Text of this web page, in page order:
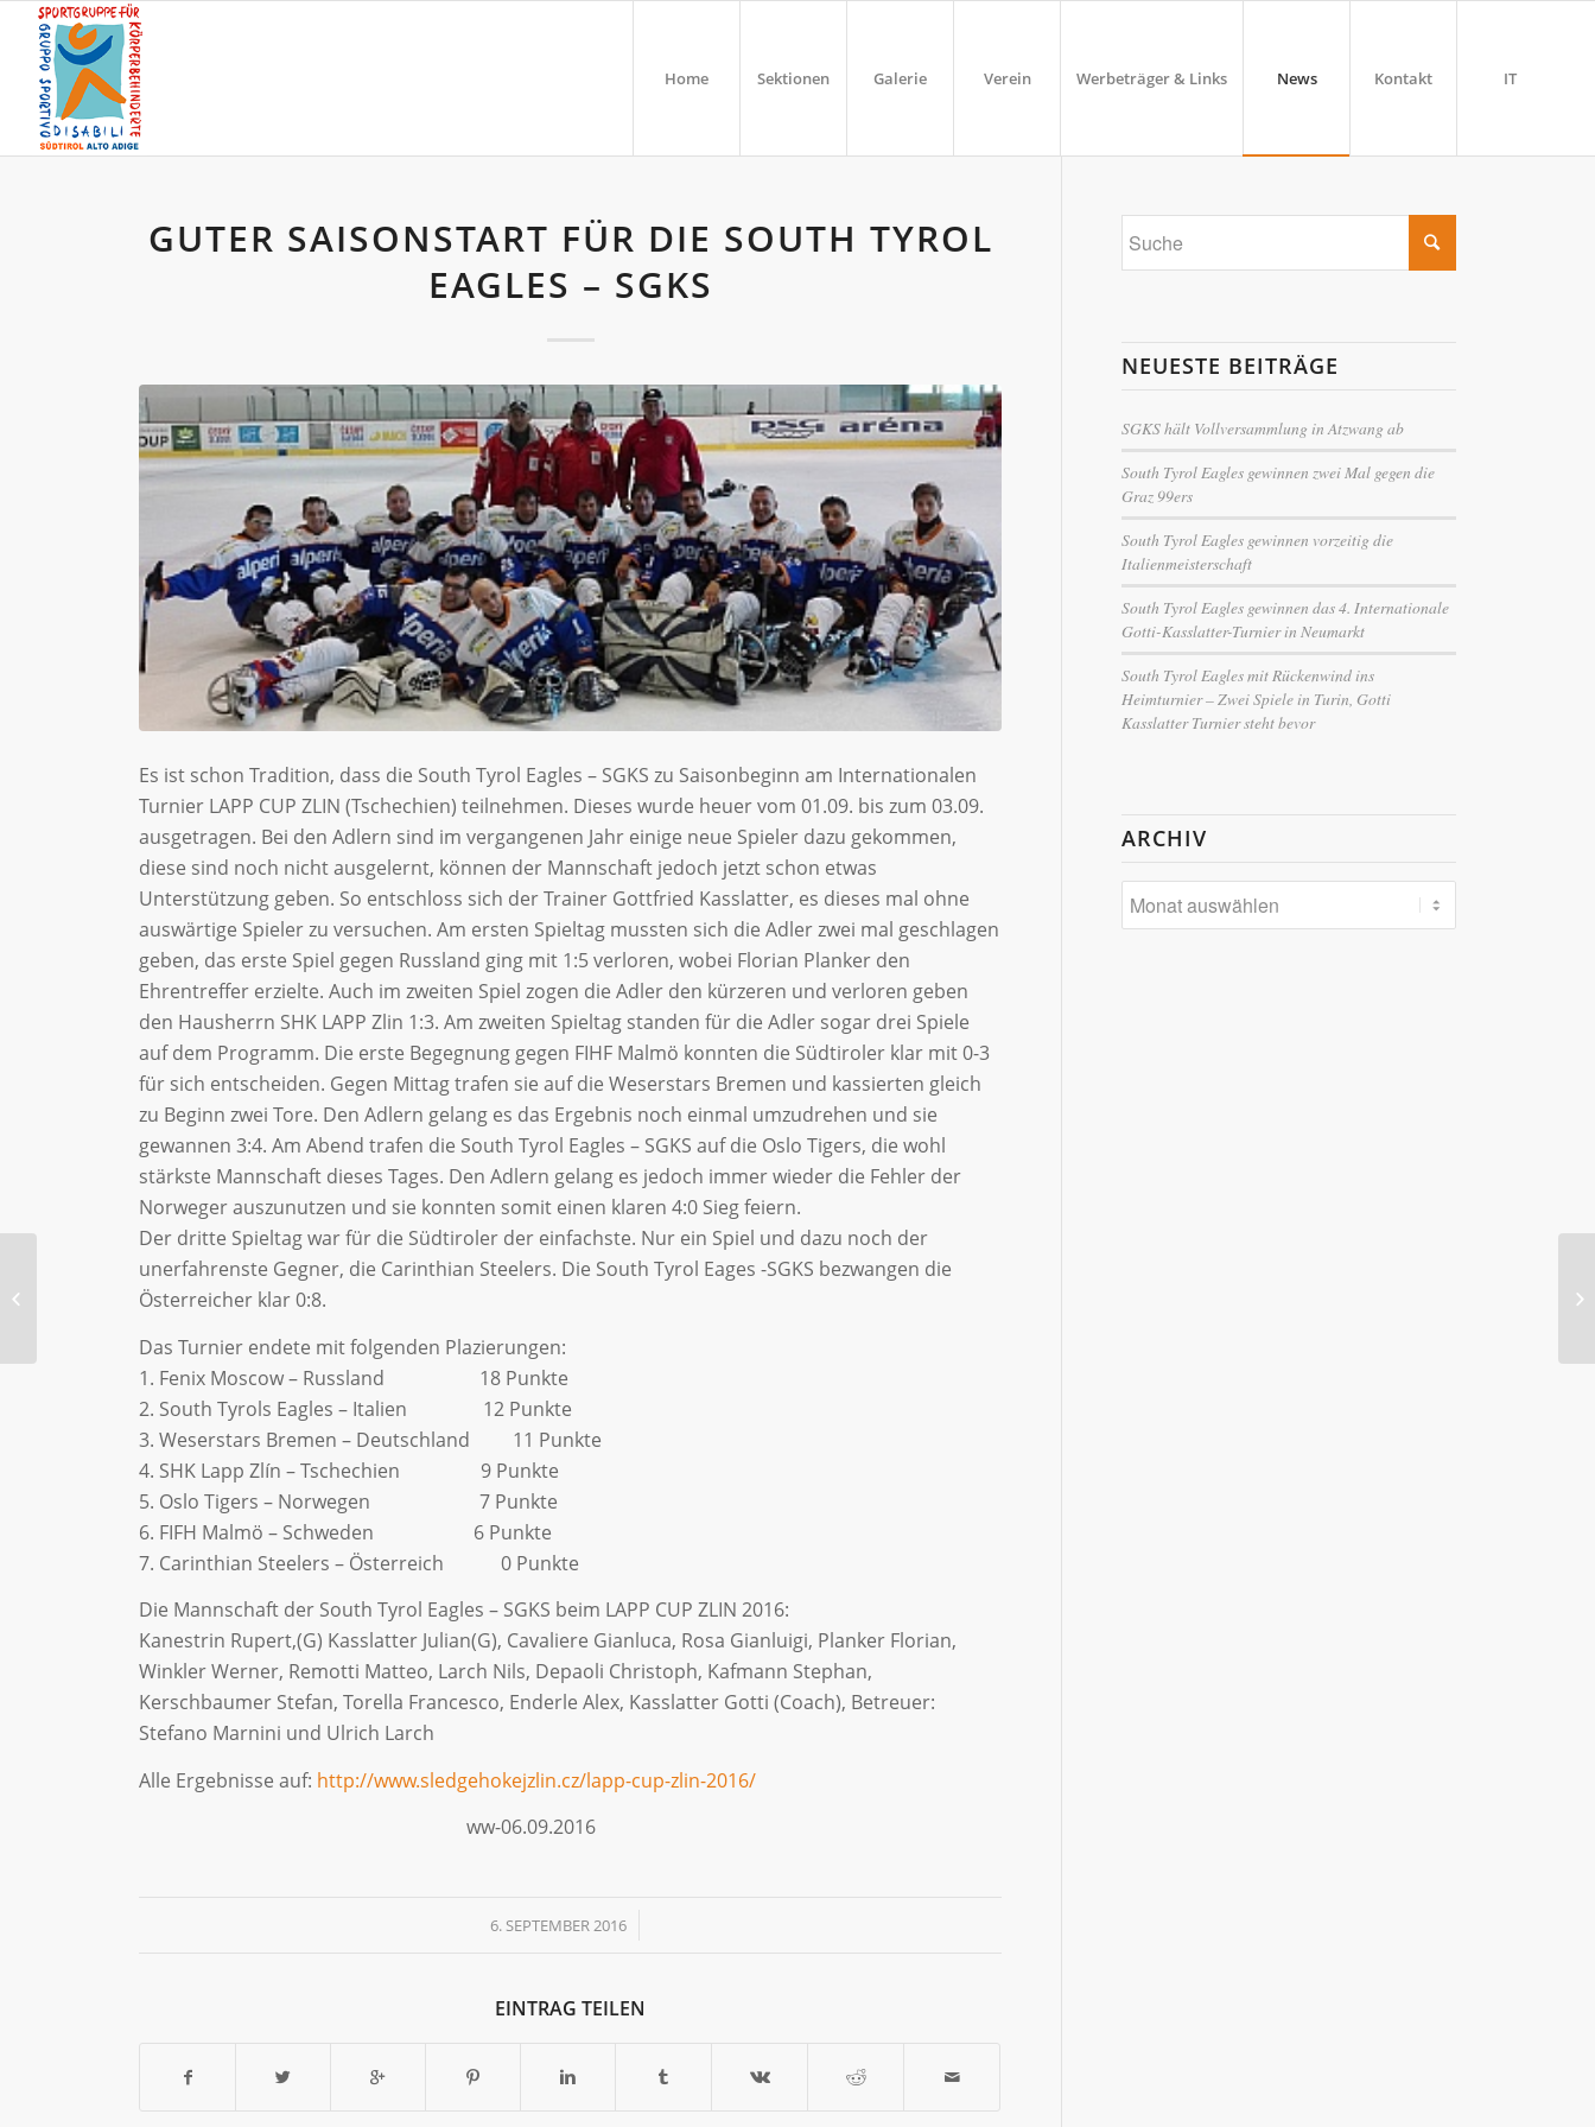
Home Sektionen Galerie Verein Werbeträger & Links News Kontakt IT
GUTER SAISONSTART FÜR DIE SOUTH TYROL
EAGLES – SGKS
Es ist schon Tradition, dass die South Tyrol Eagles – SGKS zu Saisonbeginn am Internationalen
Turnier LAPP CUP ZLIN (Tschechien) teilnehmen. Dieses wurde heuer vom 01.09. bis zum 03.09.
ausgetragen. Bei den Adlern sind im vergangenen Jahr einige neue Spieler dazu gekommen,
diese sind noch nicht ausgelernt, können der Mannschaft jedoch jetzt schon etwas
Unterstützung geben. So entschloss sich der Trainer Gottfried Kasslatter, es dieses mal ohne
auswärtige Spieler zu versuchen. Am ersten Spieltag mussten sich die Adler zwei mal geschlagen
geben, das erste Spiel gegen Russland ging mit 1:5 verloren, wobei Florian Planker den
Ehrentreffer erzielte. Auch im zweiten Spiel zogen die Adler den kürzeren und verloren geben
den Hausherrn SHK LAPP Zlin 1:3. Am zweiten Spieltag standen für die Adler sogar drei Spiele
auf dem Programm. Die erste Begegnung gegen FIHF Malmö konnten die Südtiroler klar mit 0-3
für sich entscheiden. Gegen Mittag trafen sie auf die Weserstars Bremen und kassierten gleich
zu Beginn zwei Tore. Den Adlern gelang es das Ergebnis noch einmal umzudrehen und sie
gewannen 3:4. Am Abend trafen die South Tyrol Eagles – SGKS auf die Oslo Tigers, die wohl
stärkste Mannschaft dieses Tages. Den Adlern gelang es jedoch immer wieder die Fehler der
Norweger auszunutzen und sie konnten somit einen klaren 4:0 Sieg feiern.
Der dritte Spieltag war für die Südtiroler der einfachste. Nur ein Spiel und dazu noch der
unerfahrenste Gegner, die Carinthian Steelers. Die South Tyrol Eages -SGKS bezwangen die
Österreicher klar 0:8.
Das Turnier endete mit folgenden Plazierungen:
1. Fenix Moscow – Russland 18 Punkte
2. South Tyrols Eagles – Italien 12 Punkte
3. Weserstars Bremen – Deutschland 11 Punkte
4. SHK Lapp Zlín – Tschechien 9 Punkte
5. Oslo Tigers – Norwegen 7 Punkte
6. FIFH Malmö – Schweden 6 Punkte
7. Carinthian Steelers – Österreich 0 Punkte
Die Mannschaft der South Tyrol Eagles – SGKS beim LAPP CUP ZLIN 2016:
Kanestrin Rupert,(G) Kasslatter Julian(G), Cavaliere Gianluca, Rosa Gianluigi, Planker Florian,
Winkler Werner, Remotti Matteo, Larch Nils, Depaoli Christoph, Kafmann Stephan,
Kerschbaumer Stefan, Torella Francesco, Enderle Alex, Kasslatter Gotti (Coach), Betreuer:
Stefano Marnini und Ulrich Larch
Alle Ergebnisse auf: http://www.sledgehokejzlin.cz/lapp-cup-zlin-2016/
ww-06.09.2016
6. SEPTEMBER 2016
/
EINTRAG TEILEN
NEUESTE BEITRÄGE
SGKS hält Vollversammlung in Atzwang ab
South Tyrol Eagles gewinnen zwei Mal gegen die
Graz 99ers
South Tyrol Eagles gewinnen vorzeitig die
Italienmeisterschaft
South Tyrol Eagles gewinnen das 4. Internationale
Gotti-Kasslatter-Turnier in Neumarkt
South Tyrol Eagles mit Rückenwind ins
Heimturnier – Zwei Spiele in Turin, Gotti
Kasslatter Turnier steht bevor
ARCHIV
Sitzballer wieder im